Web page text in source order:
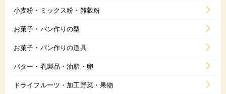
小麦粉・ミックス粉・雑穀粉
お菓子・パン作りの型
お菓子・パン作りの道具
バター・乳製品・油脂・卵
ドライフルーツ・加工野菜・果物